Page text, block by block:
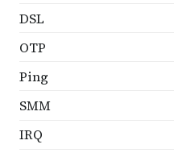
DSL
OTP
Ping
SMM
IRQ